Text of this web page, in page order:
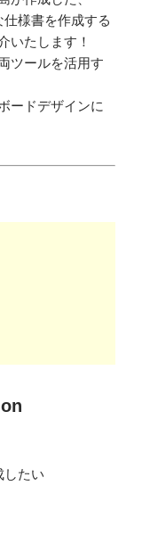
様書を作成する
いたします！
ツールを活用す
ードデザインに
したい